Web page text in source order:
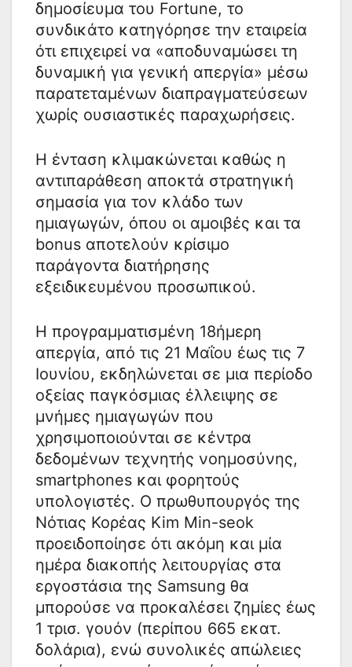
δημοσίευμα του Fortune, το
συνδικάτο κατηγόρησε την εταιρεία
ότι επιχειρεί να «αποδυναμώσει τη
δυναμική για γενική απεργία» μέσω
παρατεταμένων διαπραγματεύσεων
χωρίς ουσιαστικές παραχωρήσεις.
Η ένταση κλιμακώνεται καθώς η
αντιπαράθεση αποκτά στρατηγική
σημασία για τον κλάδο των
ημιαγωγών, όπου οι αμοιβές και τα
bonus αποτελούν κρίσιμο
παράγοντα διατήρησης
εξειδικευμένου προσωπικού.
Η προγραμματισμένη 18ήμερη
απεργία, από τις 21 Μαΐου έως τις 7
Ιουνίου, εκδηλώνεται σε μια περίοδο
οξείας παγκόσμιας έλλειψης σε
μνήμες ημιαγωγών που
χρησιμοποιούνται σε κέντρα
δεδομένων τεχνητής νοημοσύνης,
smartphones και φορητούς
υπολογιστές. Ο πρωθυπουργός της
Νότιας Κορέας Kim Min-seok
προειδοποίησε ότι ακόμη και μία
ημέρα διακοπής λειτουργίας στα
εργοστάσια της Samsung θα
μπορούσε να προκαλέσει ζημίες έως
1 τρισ. γουόν (περίπου 665 εκατ.
δολάρια), ενώ συνολικές απώλειες